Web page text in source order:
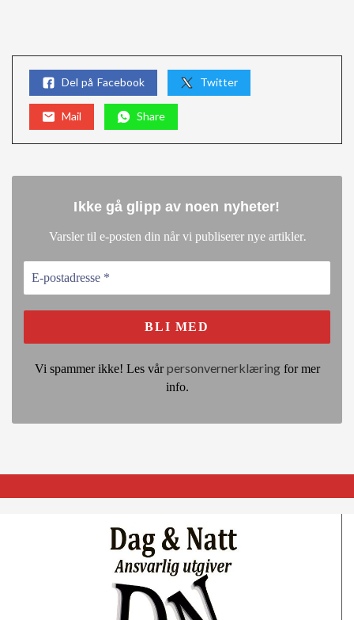
Del på Facebook Twitter
Mail Share
Ikke gå glipp av noen nyheter!
Varsler til e-posten din når vi publiserer nye artikler.
Vi spammer ikke! Les vårpersonvernerklæringfor mer
info.